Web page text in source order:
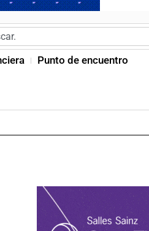
Punto de encuentro